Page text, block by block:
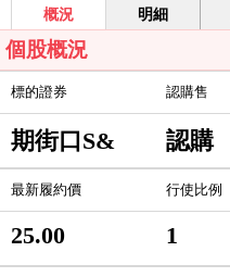
概況 明細
個股概況
標的證券 認購售
期街口S& 認購
最新履約價 行使比例
25.00 1